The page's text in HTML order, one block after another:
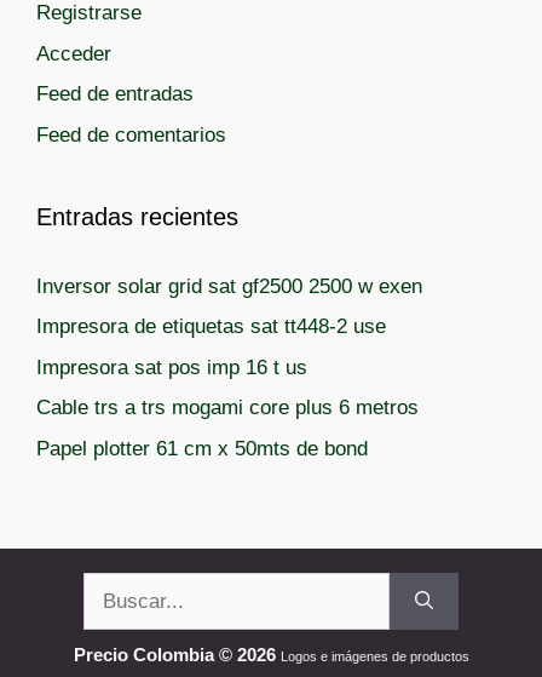
o
r
s
Registrarse
Acceder
Feed de entradas
Feed de comentarios
Entradas recientes
Inversor solar grid sat gf2500 2500 w exen
Impresora de etiquetas sat tt448-2 use
Impresora sat pos imp 16 t us
Cable trs a trs mogami core plus 6 metros
Papel plotter 61 cm x 50mts de bond
Precio Colombia © 2026 Logos e imágenes de productos